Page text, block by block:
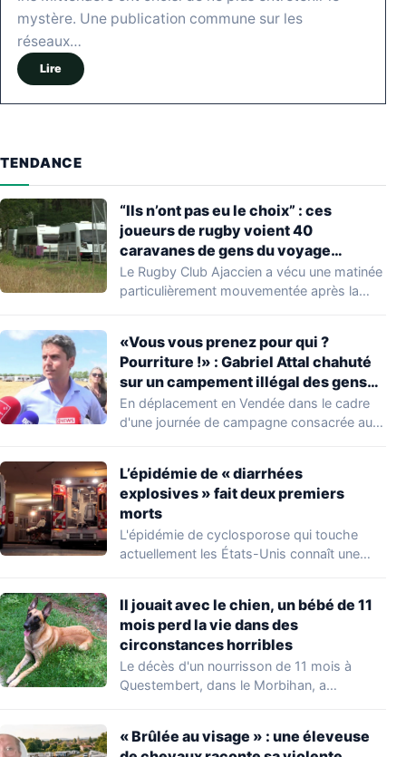
mystère. Une publication commune sur les
réseaux…
Lire
TENDANCE
“Ils n’ont pas eu le choix” : ces
joueurs de rugby voient 40
caravanes de gens du voyage
s’installer dans leur stade, ils les
délogent en moins d’1 heure
Le Rugby Club Ajaccien a vécu une matinée
particulièrement mouvementée après la
«Vous vous prenez pour qui ?
Pourriture !» : Gabriel Attal chahuté
sur un campement illégal des gens
du voyage
En déplacement en Vendée dans le cadre
d'une journée de campagne consacrée aux
L’épidémie de « diarrhées
explosives » fait deux premiers
morts
L'épidémie de cyclosporose qui touche
actuellement les États-Unis connaît une
Il jouait avec le chien, un bébé de 11
mois perd la vie dans des
circonstances horribles
Le décès d'un nourrisson de 11 mois à
Questembert, dans le Morbihan, a
« Brûlée au visage » : une éleveuse